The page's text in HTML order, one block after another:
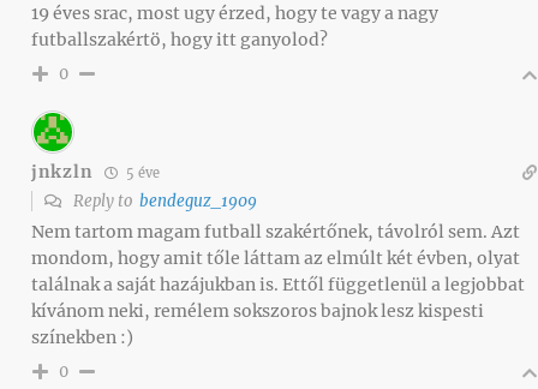
19 éves srac, most ugy érzed, hogy te vagy a nagy
futballszakértö, hogy itt ganyolod?
0
jnkzln 5 éve
Reply to bendeguz_1909
Nem tartom magam futball szakértőnek, távolról sem. Azt
mondom, hogy amit tőle láttam az elmúlt két évben, olyat
találnak a saját hazájukban is. Ettől függetlenül a legjobbat
kívánom neki, remélem sokszoros bajnok lesz kispesti
színekben :)
0